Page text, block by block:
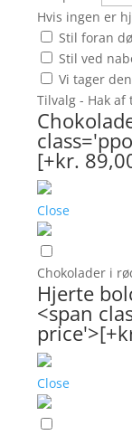
Hvis ingen er
Stil foran
Stil ved
Vi tager
Tilvalg - Hak
[+kr.
Close
Chokolader i
Hjerte
<span
Close